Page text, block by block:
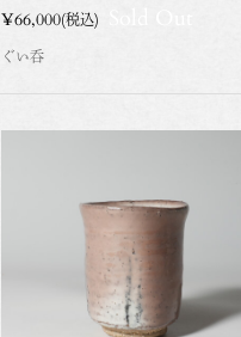
¥66,000(税込)
ぐい呑